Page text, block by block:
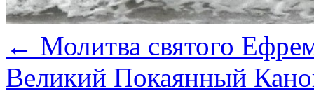
← Молитва святого
Великий Покаянный